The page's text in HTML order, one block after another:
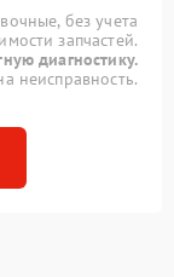
без учета
запчастей.
диагностику.
неисправность.